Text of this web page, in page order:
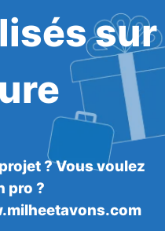
sur
? Vous voulez
pro ?